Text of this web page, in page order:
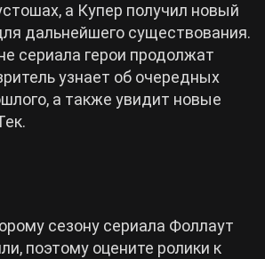
а Купер получил новый
дальнейшего существования.
сериала герои продолжат
узнает об очередных
а также увидит новые
сезону сериала Фоллаут
поэтому оцените ролики к